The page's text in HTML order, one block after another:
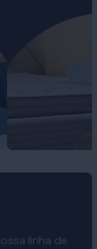
linha de